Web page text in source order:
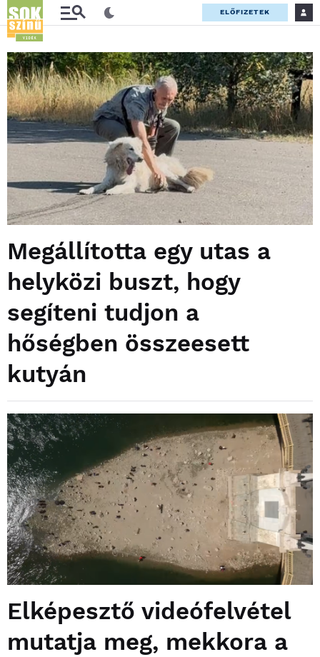
ELŐFIZETEK
Megállította egy utas a
helyközi buszt, hogy
segíteni tudjon a
hőségben összeesett
kutyán
Elképesztő videófelvétel
mutatja meg, mekkora a